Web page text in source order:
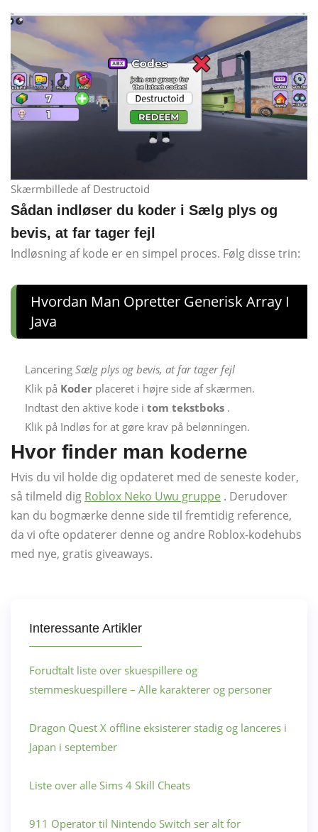
Skærmbillede af Destructoid
Sådan indløser du koder i Sælg plys og
bevis, at far tager fejl
Indløsning af kode er en simpel proces. Følg disse trin:
Hvordan Man Opretter Generisk Array I
Java
Lancering Sælg plys og bevis, at far tager fejl
Klik på Koder placeret i højre side af skærmen.
Indtast den aktive kode i tom tekstboks .
Klik på Indløs for at gøre krav på belønningen.
Hvor finder man koderne
Hvis du vil holde dig opdateret med de seneste koder,
så tilmeld dig Roblox Neko Uwu gruppe . Derudover
kan du bogmærke denne side til fremtidig reference,
da vi ofte opdaterer denne og andre Roblox-kodehubs
med nye, gratis giveaways.
Interessante Artikler
Forudtalt liste over skuespillere og
stemmeskuespillere – Alle karakterer og personer
Dragon Quest X offline eksisterer stadig og lanceres i
Japan i september
Liste over alle Sims 4 Skill Cheats
911 Operator til Nintendo Switch ser alt for